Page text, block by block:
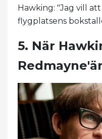
Hawking: "Jag vill
flygplatsens
5. När